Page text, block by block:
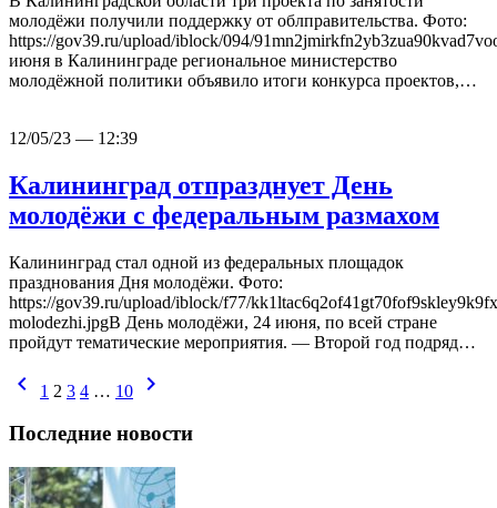
молодёжи получили поддержку от облправительства. Фото:
https://gov39.ru/upload/iblock/094/
июня в Калининграде региональное министерство
молодёжной политики объявило итоги конкурса проектов,…
12/05/23 — 12:39
Калининград отпразднует День
молодёжи с федеральным размахом
Калининград стал одной из федеральных площадок
празднования Дня молодёжи. Фото:
https://gov39.ru/upload/iblock/f77/
molodezhi.jpgВ День молодёжи, 24 июня, по всей стране
пройдут тематические мероприятия. — Второй год подряд…
chevron_left 1 2 3 4 … 10 chevron_right
Последние новости